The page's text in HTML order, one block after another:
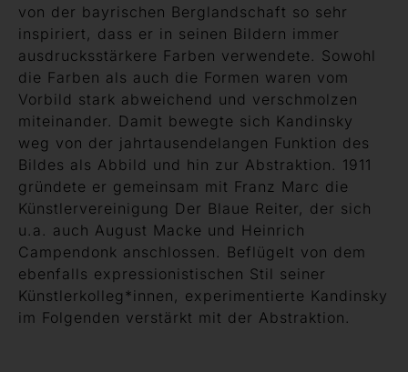
von der bayrischen Berglandschaft so sehr
inspiriert, dass er in seinen Bildern immer
ausdrucksstärkere Farben verwendete. Sowohl
die Farben als auch die Formen waren vom
Vorbild stark abweichend und verschmolzen
miteinander. Damit bewegte sich Kandinsky
weg von der jahrtausendelangen Funktion des
Bildes als Abbild und hin zur Abstraktion. 1911
gründete er gemeinsam mit Franz Marc die
Künstlervereinigung Der Blaue Reiter, der sich
u.a. auch August Macke und Heinrich
Campendonk anschlossen. Beflügelt von dem
ebenfalls expressionistischen Stil seiner
Künstlerkolleg*innen, experimentierte Kandinsky
im Folgenden verstärkt mit der Abstraktion.